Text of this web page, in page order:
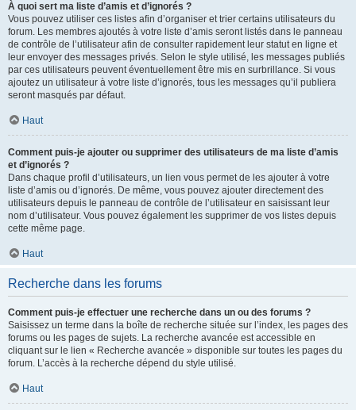
À quoi sert ma liste d’amis et d’ignorés ?
Vous pouvez utiliser ces listes afin d’organiser et trier certains utilisateurs du
forum. Les membres ajoutés à votre liste d’amis seront listés dans le panneau
de contrôle de l’utilisateur afin de consulter rapidement leur statut en ligne et
leur envoyer des messages privés. Selon le style utilisé, les messages publiés
par ces utilisateurs peuvent éventuellement être mis en surbrillance. Si vous
ajoutez un utilisateur à votre liste d’ignorés, tous les messages qu’il publiera
seront masqués par défaut.
Haut
Comment puis-je ajouter ou supprimer des utilisateurs de ma liste d’amis
et d’ignorés ?
Dans chaque profil d’utilisateurs, un lien vous permet de les ajouter à votre
liste d’amis ou d’ignorés. De même, vous pouvez ajouter directement des
utilisateurs depuis le panneau de contrôle de l’utilisateur en saisissant leur
nom d’utilisateur. Vous pouvez également les supprimer de vos listes depuis
cette même page.
Haut
Recherche dans les forums
Comment puis-je effectuer une recherche dans un ou des forums ?
Saisissez un terme dans la boîte de recherche située sur l’index, les pages des
forums ou les pages de sujets. La recherche avancée est accessible en
cliquant sur le lien « Recherche avancée » disponible sur toutes les pages du
forum. L’accès à la recherche dépend du style utilisé.
Haut